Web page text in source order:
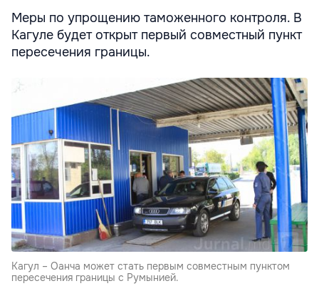
Меры по упрощению таможенного контроля. В
Кагуле будет открыт первый совместный пункт
пересечения границы.
Кагул – Оанча может стать первым совместным пунктом
пересечения границы с Румынией.